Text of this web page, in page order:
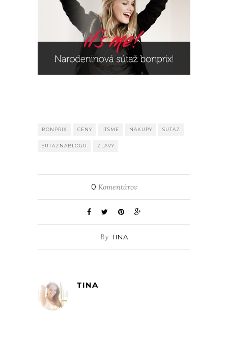
BONPRIX CENY ITSME NAKUPY SUTAZ
SUTAZNABLOGU ZLAVY
0 Komentárov
By TINA
TINA